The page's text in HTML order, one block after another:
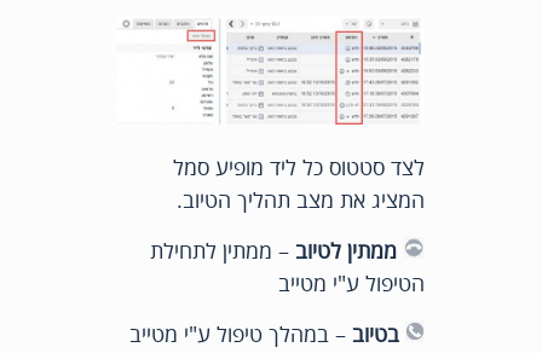
לצד סטטוס כל ליד מופיע סמל
המציג את מצב תהליך הטיוב.
ממתין לטיוב– ממתין לתחילת
הטיפול ע"י מטייב
בטיוב– במהלך טיפול ע"י מטייב